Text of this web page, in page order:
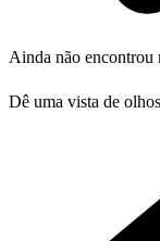
Ainda não encontrou
Dê uma vista de